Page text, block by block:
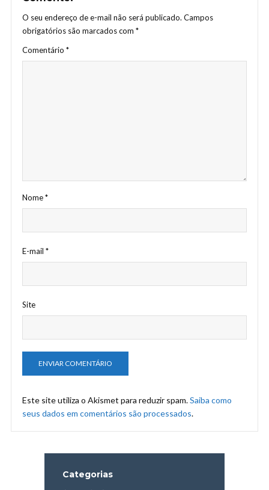
O seu endereço de e-mail não será publicado. Campos
obrigatórios são marcados com *
Comentário *
Nome*
E-mail *
Site
Este site utiliza o Akismet para reduzir spam.Saiba como
seus dados em comentários são processados.
Categorias